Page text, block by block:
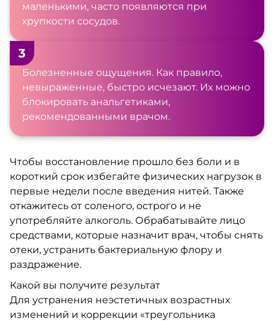
маленькими, часто появляются при
хрупкости сосудов.
3
Болезненные ощущения. Как правило,
невыраженные, быстро исчезают. Их можно
блокировать анальгетиками,
рекомендованными врачом.
Чтобы восстановление прошло без боли и в
короткий срок избегайте физических нагрузок в
первые недели после введения нитей. Также
откажитесь от соленого, острого и не
употребляйте алкоголь. Обрабатывайте лицо
средствами, которые назначит врач, чтобы снять
отеки, устранить бактериальную флору и
раздражение.
Какой вы получите результат
Для устранения неэстетичных возрастных
изменений и коррекции «треугольника